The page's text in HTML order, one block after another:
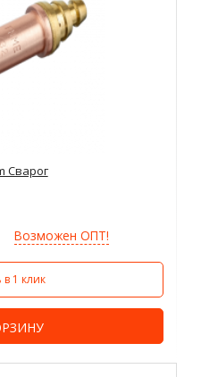
Сварог
Возможен ОПТ!
в 1 клик